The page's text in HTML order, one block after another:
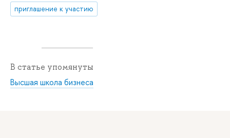
приглашение к участию
В статье упомянуты
Высшая школа бизнеса